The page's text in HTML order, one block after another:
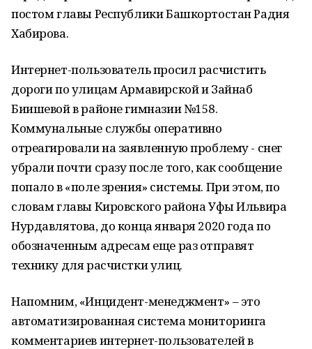
постом главы Республики Башкортостан Радия
Хабирова.
Интернет-пользователь просил расчистить
дороги по улицам Армавирской и Зайнаб
Биишевой в районе гимназии №158.
Коммунальные службы оперативно
отреагировали на заявленную проблему - снег
убрали почти сразу после того, как сообщение
попало в «поле зрения» системы. При этом, по
словам главы Кировского района Уфы Ильвира
Нурдавлятова, до конца января 2020 года по
обозначенным адресам еще раз отправят
технику для расчистки улиц.
Напомним, «Инцидент-менеджмент» – это
автоматизированная система мониторинга
комментариев интернет-пользователей в